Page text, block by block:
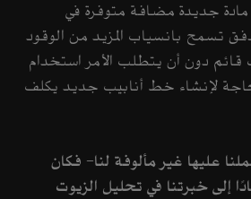
مادة جديدة مضافة متوفرة في
تسمح بانسياب المزيد من الوقود
دون أن يتطلب الأمر استخدام
لإنشاء خط أنابيب جديد يكلف
عليها غير مألوفة لنا- فكان
إلى خبرتنا في تحليل الزيوت